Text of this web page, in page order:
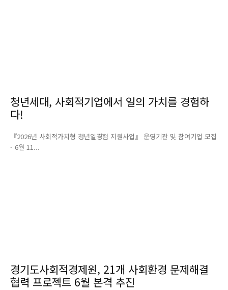
청년세대, 사회적기업에서 일의 가치를 경험하
다!
『2026년 사회적가치형 청년일경험 지원사업』 운영기관 및 참여기업 모집
- 6월 11...
경기도사회적경제원, 21개 사회환경 문제해결
협력 프로젝트 6월 본격 추진